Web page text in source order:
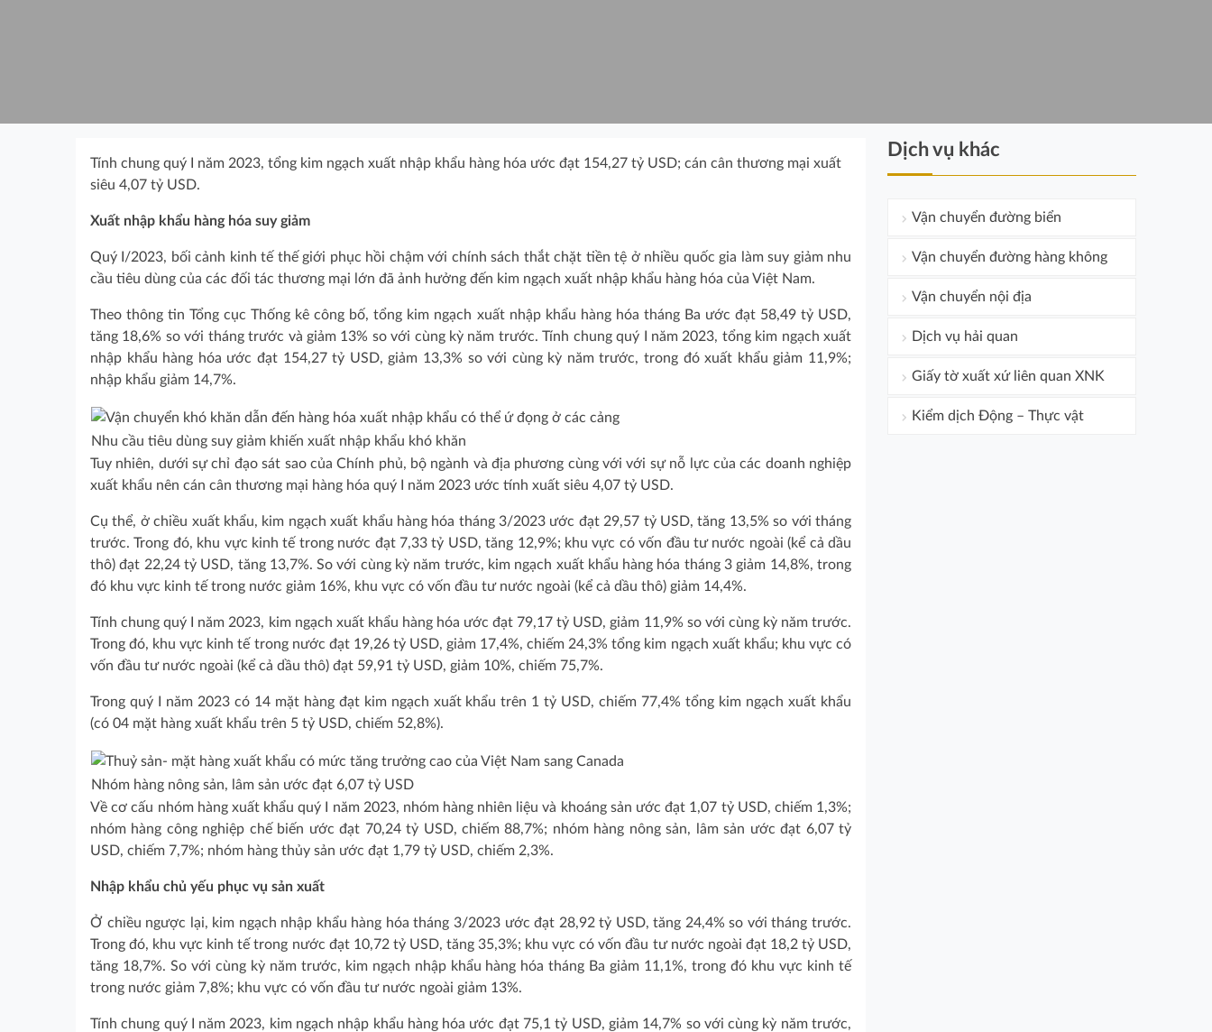
Tính chung quý I năm 2023, tổng kim ngạch xuất nhập khẩu hàng hóa ước đạt 154,27 tỷ USD; cán cân thương mại xuất
siêu 4,07 tỷ USD.
Xuất nhập khẩu hàng hóa suy giảm
Quý I/2023, bối cảnh kinh tế thế giới phục hồi chậm với chính sách thắt chặt tiền tệ ở nhiều quốc gia làm suy giảm nhu
cầu tiêu dùng của các đối tác thương mại lớn đã ảnh hưởng đến kim ngạch xuất nhập khẩu hàng hóa của Việt Nam.
Theo thông tin Tổng cục Thống kê công bố, tổng kim ngạch xuất nhập khẩu hàng hóa tháng Ba ước đạt 58,49 tỷ USD,
tăng 18,6% so với tháng trước và giảm 13% so với cùng kỳ năm trước. Tính chung quý I năm 2023, tổng kim ngạch xuất
nhập khẩu hàng hóa ước đạt 154,27 tỷ USD, giảm 13,3% so với cùng kỳ năm trước, trong đó xuất khẩu giảm 11,9%;
nhập khẩu giảm 14,7%.
Nhu cầu tiêu dùng suy giảm khiến xuất nhập khẩu khó khăn
Tuy nhiên, dưới sự chỉ đạo sát sao của Chính phủ, bộ ngành và địa phương cùng với với sự nỗ lực của các doanh nghiệp
xuất khẩu nên cán cân thương mại hàng hóa quý I năm 2023 ước tính xuất siêu 4,07 tỷ USD.
Cụ thể, ở chiều xuất khẩu, kim ngạch xuất khẩu hàng hóa tháng 3/2023 ước đạt 29,57 tỷ USD, tăng 13,5% so với tháng
trước. Trong đó, khu vực kinh tế trong nước đạt 7,33 tỷ USD, tăng 12,9%; khu vực có vốn đầu tư nước ngoài (kể cả dầu
thô) đạt 22,24 tỷ USD, tăng 13,7%. So với cùng kỳ năm trước, kim ngạch xuất khẩu hàng hóa tháng 3 giảm 14,8%, trong
đó khu vực kinh tế trong nước giảm 16%, khu vực có vốn đầu tư nước ngoài (kể cả dầu thô) giảm 14,4%.
Tính chung quý I năm 2023, kim ngạch xuất khẩu hàng hóa ước đạt 79,17 tỷ USD, giảm 11,9% so với cùng kỳ năm trước.
Trong đó, khu vực kinh tế trong nước đạt 19,26 tỷ USD, giảm 17,4%, chiếm 24,3% tổng kim ngạch xuất khẩu; khu vực có
vốn đầu tư nước ngoài (kể cả dầu thô) đạt 59,91 tỷ USD, giảm 10%, chiếm 75,7%.
Trong quý I năm 2023 có 14 mặt hàng đạt kim ngạch xuất khẩu trên 1 tỷ USD, chiếm 77,4% tổng kim ngạch xuất khẩu
(có 04 mặt hàng xuất khẩu trên 5 tỷ USD, chiếm 52,8%).
Nhóm hàng nông sản, lâm sản ước đạt 6,07 tỷ USD
Về cơ cấu nhóm hàng xuất khẩu quý I năm 2023, nhóm hàng nhiên liệu và khoáng sản ước đạt 1,07 tỷ USD, chiếm 1,3%;
nhóm hàng công nghiệp chế biến ước đạt 70,24 tỷ USD, chiếm 88,7%; nhóm hàng nông sản, lâm sản ước đạt 6,07 tỷ
USD, chiếm 7,7%; nhóm hàng thủy sản ước đạt 1,79 tỷ USD, chiếm 2,3%.
Nhập khẩu chủ yếu phục vụ sản xuất
Ở chiều ngược lại, kim ngạch nhập khẩu hàng hóa tháng 3/2023 ước đạt 28,92 tỷ USD, tăng 24,4% so với tháng trước.
Trong đó, khu vực kinh tế trong nước đạt 10,72 tỷ USD, tăng 35,3%; khu vực có vốn đầu tư nước ngoài đạt 18,2 tỷ USD,
tăng 18,7%. So với cùng kỳ năm trước, kim ngạch nhập khẩu hàng hóa tháng Ba giảm 11,1%, trong đó khu vực kinh tế
trong nước giảm 7,8%; khu vực có vốn đầu tư nước ngoài giảm 13%.
Tính chung quý I năm 2023, kim ngạch nhập khẩu hàng hóa ước đạt 75,1 tỷ USD, giảm 14,7% so với cùng kỳ năm trước,
Dịch vụ khác
Vận chuyển đường biển
Vận chuyển đường hàng không
Vận chuyển nội địa
Dịch vụ hải quan
Giấy tờ xuất xứ liên quan XNK
Kiểm dịch Động – Thực vật